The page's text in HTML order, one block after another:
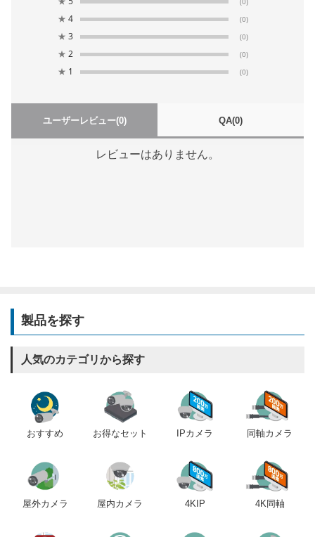
★ 4 (0)
★ 3 (0)
★ 2 (0)
★ 1 (0)
ユーザーレビュー(0) QA(0)
レビューはありません。
製品を探す
人気のカテゴリから探す
おすすめ お得なセット IPカメラ 同軸カメラ
屋外カメラ 屋内カメラ 4KIP 4K同軸